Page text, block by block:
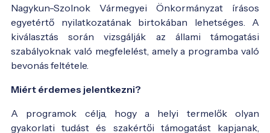
Nagykun-Szolnok Vármegyei Önkormányzat írásos
egyetértő nyilatkozatának birtokában lehetséges. A
kiválasztás során vizsgálják az állami támogatási
szabályoknak való megfelelést, amely a programba való
bevonás feltétele.
Miért érdemes jelentkezni?
A programok célja, hogy a helyi termelők olyan
gyakorlati tudást és szakértői támogatást kapjanak,